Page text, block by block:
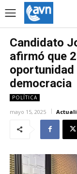
Candidato
afirmó que
democracia
POLÍTICA
mayo 15, 2025